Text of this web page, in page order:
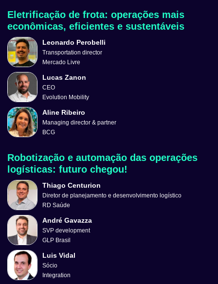
Eletrificação de frota: operações mais
econômicas, eficientes e sustentáveis
Leonardo Perobelli
Transportation director
Mercado Livre
Lucas Zanon
CEO
Evolution Mobility
Aline Ribeiro
Managing director & partner
BCG
Robotização e automação das operações
logísticas: futuro chegou!
Thiago Centurion
Diretor de planejamento e desenvolvimento logístico
RD Saúde
André Gavazza
SVP development
GLP Brasil
Luis Vidal
Sócio
Integration